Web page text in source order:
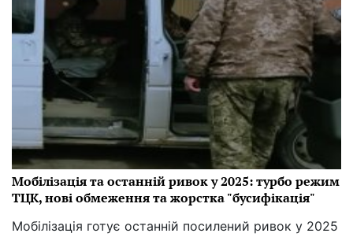
Мобілізація та останній ривок у 2025: турбо режим
ТЦК, нові обмеження та жорстка "бусифікація"
Мобілізація готує останній посилений ривок у 2025